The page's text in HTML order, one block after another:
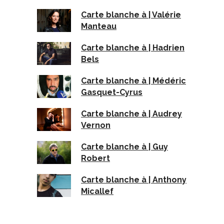
Carte blanche à | Valérie
Manteau
Carte blanche à | Hadrien
Bels
Carte blanche à | Médéric
Gasquet-Cyrus
Carte blanche à | Audrey
Vernon
Carte blanche à | Guy
Robert
Carte blanche à | Anthony
Micallef